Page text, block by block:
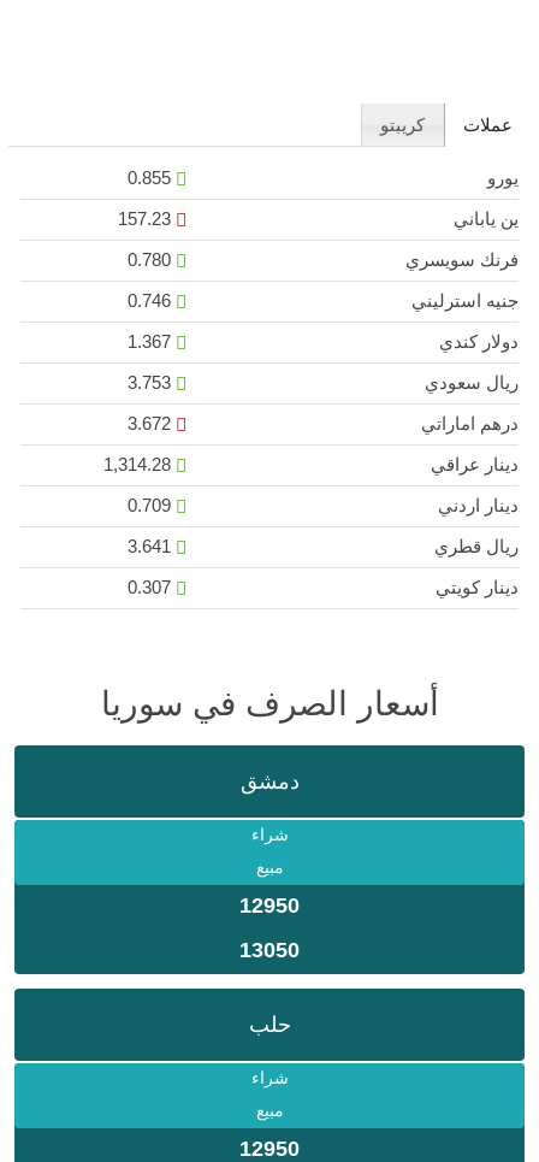
عملات كريبتو
يورو
0.855
ين ياباني
157.23
فرنك سويسري
0.780
جنيه استرليني
0.746
دولار كندي
1.367
ريال سعودي
3.753
درهم اماراتي
3.672
دينار عراقي
1,314.28
دينار اردني
0.709
ريال قطري
دينار كويتي
0.307
أسعار الصرف في سوريا
دمشق
شراء
مبيع
12950
13050
حلب
شراء
مبيع
12950